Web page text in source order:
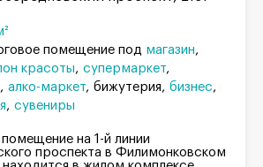
помещение под магазин
красоты
супермаркет
алко-маркет бижутерия
бизнес
сувениры
на 1-й линии
проспекта в Филимонковском